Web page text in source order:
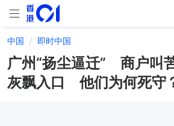
中国 即时中国
广州“扬尘逼迁” 商户叫
灰飘入口 他们为何死守